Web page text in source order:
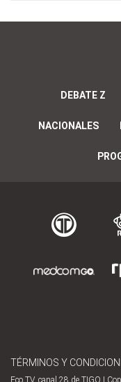
DEBATE Z
NACIONALES
TÉRMINOS Y